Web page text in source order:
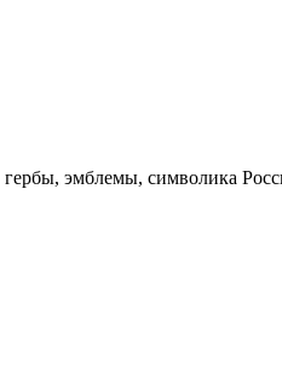
эмблемы, символика